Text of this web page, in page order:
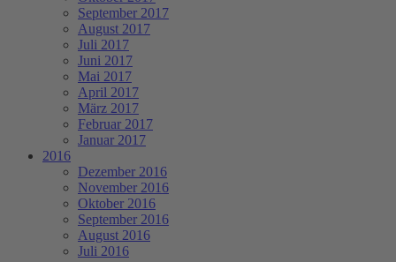
September 2017
August 2017
Juli 2017
Juni 2017
Mai 2017
April 2017
März 2017
Februar 2017
Januar 2017
2016
Dezember 2016
November 2016
Oktober 2016
September 2016
August 2016
Juli 2016